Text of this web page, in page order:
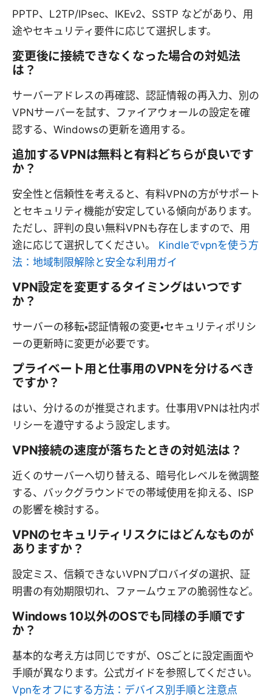
PPTP、L2TP/IPsec、IKEv2、SSTP などがあり、用
途やセキュリティ要件に応じて選択します。
変更後に接続できなくなった場合の対処法
は？
サーバーアドレスの再確認、認証情報の再入力、別の
VPNサーバーを試す、ファイアウォールの設定を確
認する、Windowsの更新を適用する。
追加するVPNは無料と有料どちらが良いです
か？
安全性と信頼性を考えると、有料VPNの方がサポート
とセキュリティ機能が安定している傾向があります。
ただし、評判の良い無料VPNも存在しますので、用
途に応じて選択してください。 Kindleでvpnを使う方
法：地域制限解除と安全な利用ガイ
VPN設定を変更するタイミングはいつです
か？
サーバーの移転・認証情報の変更・セキュリティポリシ
ーの更新時に変更が必要です。
プライベート用と仕事用のVPNを分けるべき
ですか？
はい、分けるのが推奨されます。仕事用VPNは社内ポ
リシーを遵守するよう設定します。
VPN接続の速度が落ちたときの対処法は？
近くのサーバーへ切り替える、暗号化レベルを微調整
する、バックグラウンドでの帯域使用を抑える、ISP
の影響を検討する。
VPNのセキュリティリスクにはどんなものが
ありますか？
設定ミス、信頼できないVPNプロバイダの選択、証
明書の有効期限切れ、ファームウェアの脆弱性など。
Windows 10以外のOSでも同様の手順です
か？
基本的な考え方は同じですが、OSごとに設定画面や
手順が異なります。公式ガイドを参照してください。
Vpnをオフにする方法：デバイス別手順と注意点